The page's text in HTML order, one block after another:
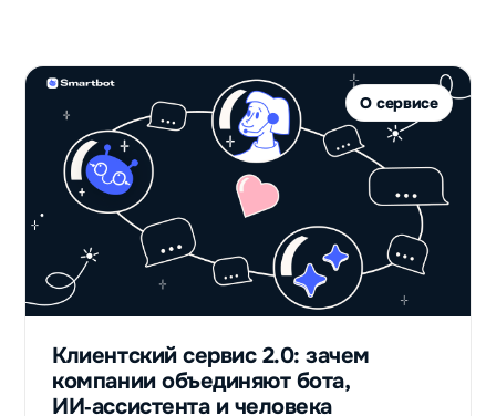
олимпиадам
Владислав
Детское
образование
947
столько
контактов
клиентов
получили с
нуля после
О сервисе
Клиентский сервис 2.0: зачем
компании объединяют бота,
ИИ‑ассистента и человека